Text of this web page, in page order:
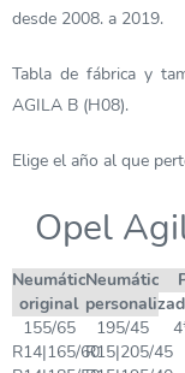
desde 2008. a 2019.
Tabla de fábrica y
AGILA B (H08).
Elige el año al que
Opel
Neumático
original
Neumático
155/65
R14|165/60
195/45
R15|205/45